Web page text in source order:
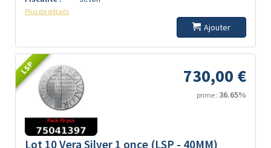
Plus de détails
Ajouter
LSP 730,00 €
prime : 36.65%
Lot 10 Vera Silver 1 once (LSP - 40MM)